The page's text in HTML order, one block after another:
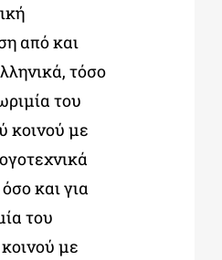
από και
τόσο
του
κοινού με
και για
του
με